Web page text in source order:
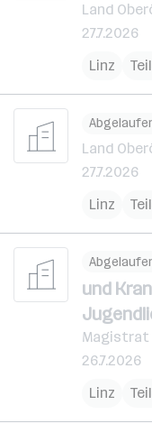
Land
27.7.2026
Linz
Land
27.7.2026
Linz
und
Magistrat
26.7.2026
Linz